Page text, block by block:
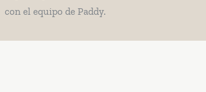
con el equipo de Paddy.